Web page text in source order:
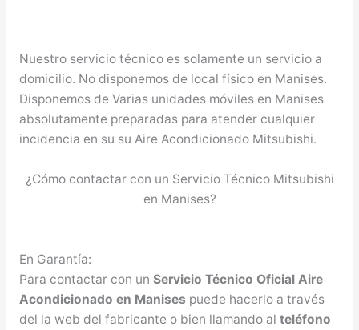
Nuestro servicio técnico es solamente un servicio a
domicilio. No disponemos de local físico en Manises.
Disponemos de Varias unidades móviles en Manises
absolutamente preparadas para atender cualquier
incidencia en su su Aire Acondicionado Mitsubishi.
¿Cómo contactar con un Servicio Técnico Mitsubishi
en Manises?
En Garantía:
Para contactar con un Servicio Técnico Oficial Aire
Acondicionado en Manises puede hacerlo a través
del la web del fabricante o bien llamando al teléfono